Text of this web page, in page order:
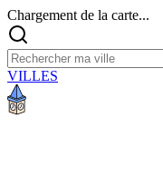
Chargement de la carte...
VILLES